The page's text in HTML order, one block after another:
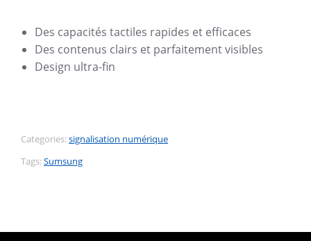
Des capacités tactiles rapides et efficaces
Des contenus clairs et parfaitement visibles
Design ultra-fin
Categories:signalisation numérique
Tags:Sumsung